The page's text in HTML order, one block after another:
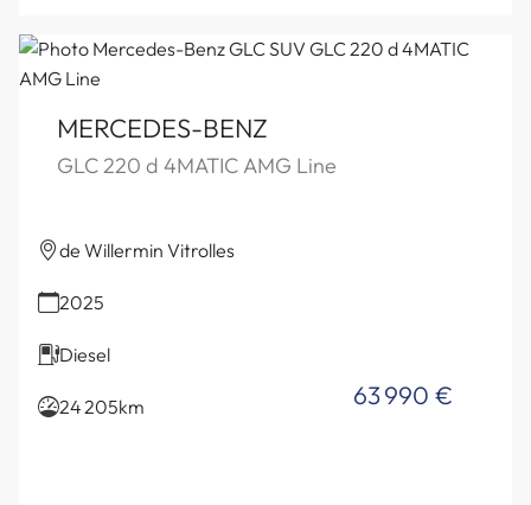
MERCEDES-BENZ
GLC 220 d 4MATIC AMG Line
de Willermin Vitrolles
2025
Diesel
24 205km 63 990 €